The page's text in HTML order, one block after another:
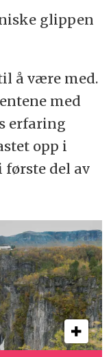
glippen
å være med.
med
erfaring
opp i
del av